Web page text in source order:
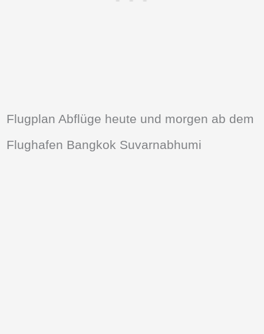
Flugplan Abflüge heute und morgen ab dem
Flughafen Bangkok Suvarnabhumi